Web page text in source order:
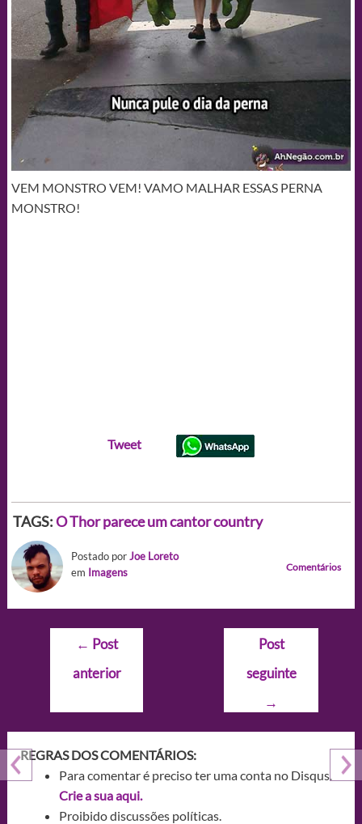
VEM MONSTRO VEM! VAMO MALHAR ESSAS PERNA
MONSTRO!
Tweet
TAGS:O Thor parece um cantor country
Postado porJoe Loreto
em Imagens Comentários
Navegação
Post
← Post
anterior
Post
seguinte
→
REGRAS DOS COMENTÁRIOS:
Para comentar é preciso ter uma conta no Disqus.
Crie a sua aqui.
Proibido discussões políticas.